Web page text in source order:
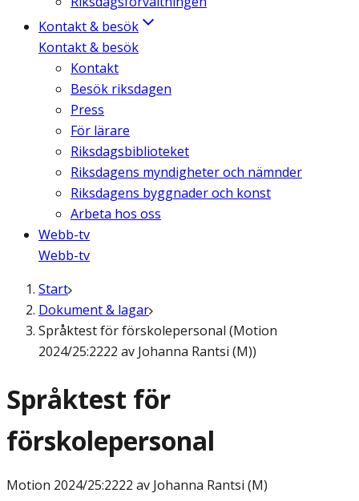
Kontakt & besök
Kontakt & besök
Kontakt
Besök riksdagen
Press
För lärare
Riksdagsbiblioteket
Riksdagens myndigheter och nämnder
Riksdagens byggnader och konst
Arbeta hos oss
Webb-tv
Webb-tv
Start
Dokument & lagar
Språktest för förskolepersonal (Motion
2024/25:2222 av Johanna Rantsi (M))
Språktest för
förskolepersonal
Motion 2024/25:2222 av Johanna Rantsi (M)